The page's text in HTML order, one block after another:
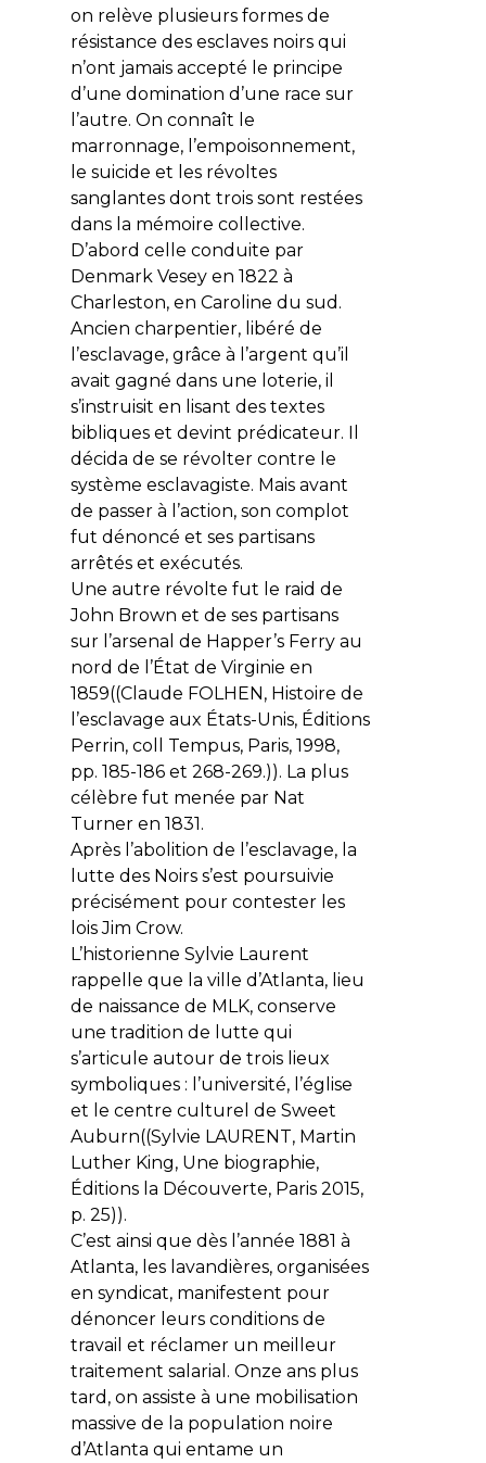
on relève plusieurs formes de
résistance des esclaves noirs qui
n’ont jamais accepté le principe
d’une domination d’une race sur
l’autre. On connaît le
marronnage, l’empoisonnement,
le suicide et les révoltes
sanglantes dont trois sont restées
dans la mémoire collective.
D’abord celle conduite par
Denmark Vesey en 1822 à
Charleston, en Caroline du sud.
Ancien charpentier, libéré de
l’esclavage, grâce à l’argent qu’il
avait gagné dans une loterie, il
s’instruisit en lisant des textes
bibliques et devint prédicateur. Il
décida de se révolter contre le
système esclavagiste. Mais avant
de passer à l’action, son complot
fut dénoncé et ses partisans
arrêtés et exécutés.
Une autre révolte fut le raid de
John Brown et de ses partisans
sur l’arsenal de Happer’s Ferry au
nord de l’État de Virginie en
1859((Claude FOLHEN, Histoire de
l’esclavage aux États-Unis, Éditions
Perrin, coll Tempus, Paris, 1998,
pp. 185-186 et 268-269.)). La plus
célèbre fut menée par Nat
Turner en 1831.
Après l’abolition de l’esclavage, la
lutte des Noirs s’est poursuivie
précisément pour contester les
lois Jim Crow.
L’historienne Sylvie Laurent
rappelle que la ville d’Atlanta, lieu
de naissance de MLK, conserve
une tradition de lutte qui
s’articule autour de trois lieux
symboliques : l’université, l’église
et le centre culturel de Sweet
Auburn((Sylvie LAURENT, Martin
Luther King, Une biographie,
Éditions la Découverte, Paris 2015,
p. 25)).
C’est ainsi que dès l’année 1881 à
Atlanta, les lavandières, organisées
en syndicat, manifestent pour
dénoncer leurs conditions de
travail et réclamer un meilleur
traitement salarial. Onze ans plus
tard, on assiste à une mobilisation
massive de la population noire
d’Atlanta qui entame un